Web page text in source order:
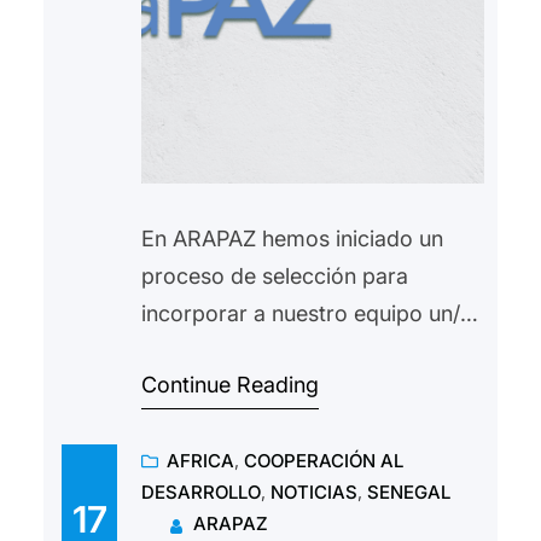
En ARAPAZ hemos iniciado un
proceso de selección para
incorporar a nuestro equipo un/a
una persona con experiencia en
ofrece un contrato indefibido
MAS INFORMACIÓN Para la
Continue Reading
17
AFRICA, COOPERACIÓN AL
DESARROLLO, NOTICIAS, SENEGAL
ARAPAZ